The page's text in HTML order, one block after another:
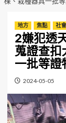
地方 焦點 社會
2嫌犯透
蒐證查
一批等證
2024-05-05